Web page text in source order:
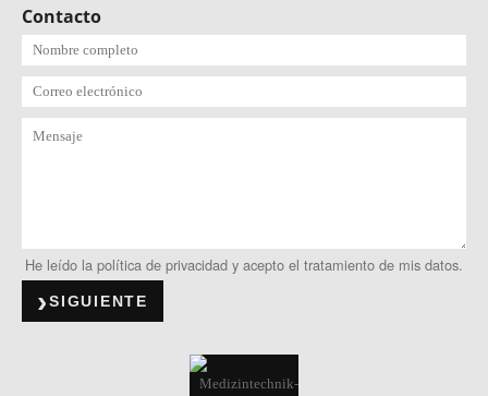
Contacto
He leído la política de privacidad y acepto el tratamiento de mis datos.
SIGUIENTE